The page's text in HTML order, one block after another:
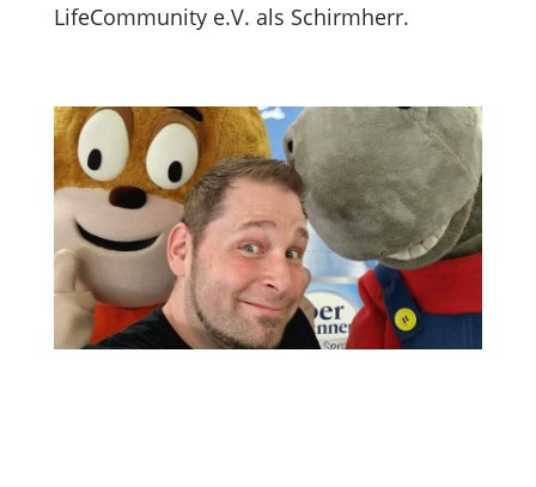
LifeCommunity e.V. als Schirmherr.